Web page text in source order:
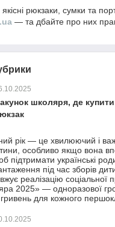
рюкзаки, сумки та
— та дбайте про них
школяря, де
рік — це хвилюючий і
особливо якщо вона
підтримати українські
під час зборів
реалізацію соціальної
2025» — одноразової
гривень для кожного